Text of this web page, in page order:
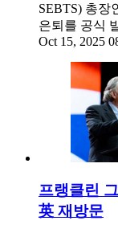
SEBTS) 총장
은퇴를 공식
Oct 15, 2025
프랭클린
英 재방문